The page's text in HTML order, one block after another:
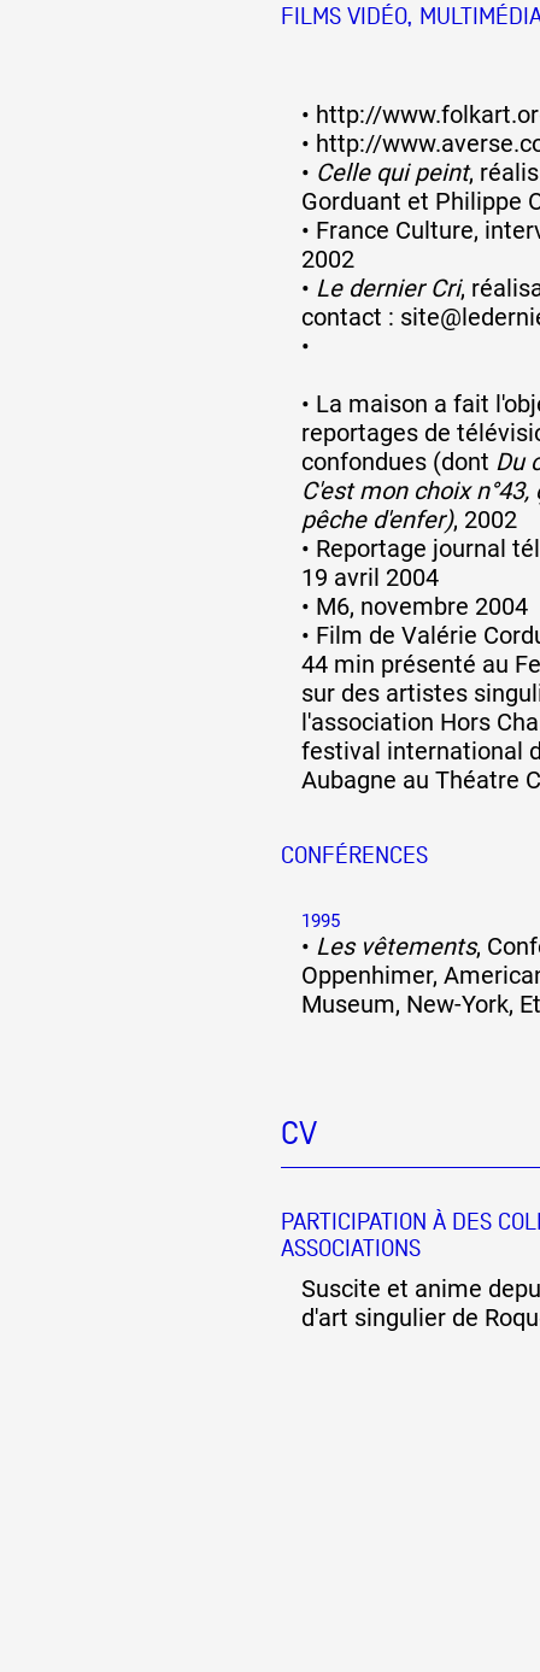
FILMS VIDÉO,
• http://
• http://
• Celle qui peint,
Gorduant et Philippe
• France Culture,
2002
• Le dernier Cri,
contact :
•
• La maison a fait
reportages de
confondues (dont Du
C'est mon choix
pêche d'enfer), 2002
• Reportage journal
19 avril 2004
• M6, novembre 2004
• Film de Valérie
44 min présenté au
sur des artistes
l'association Hors
festival international
Aubagne au Théatre
CONFÉRENCES
1995
• Les vêtements,
Oppenhimer,
Museum, New-York,
CV
PARTICIPATION À DES
ASSOCIATIONS
Suscite et anime
d'art singulier de